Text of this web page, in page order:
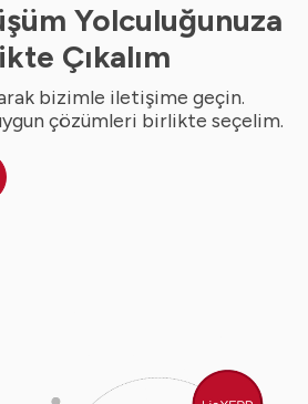
Yolculuğunuza
Çıkalım
bizimle iletişime geçin.
çözümleri birlikte seçelim.